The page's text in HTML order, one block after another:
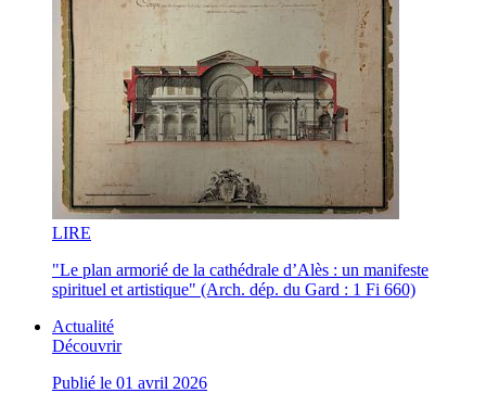
LIRE
"Le plan armorié de la cathédrale d’Alès : un manifeste
spirituel et artistique" (Arch. dép. du Gard : 1 Fi 660)
Actualité
Découvrir
Publié le 01 avril 2026